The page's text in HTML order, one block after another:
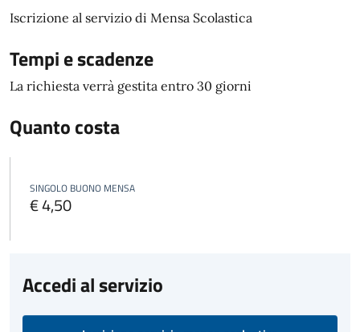
Iscrizione al servizio di Mensa Scolastica
Tempi e scadenze
La richiesta verrà gestita entro 30 giorni
Quanto costa
SINGOLO BUONO MENSA
€ 4,50
Accedi al servizio